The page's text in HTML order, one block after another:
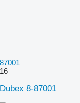
87001
16
Dubex 8-87001